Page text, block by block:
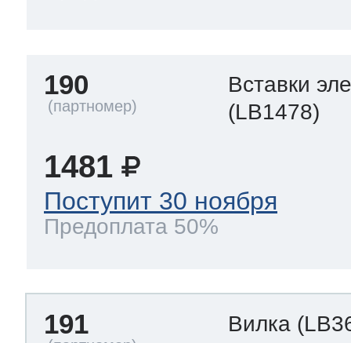
190
Вставки
(LB1478)
1481
Поступит 30 ноября
Предоплата 50%
191 Вилка